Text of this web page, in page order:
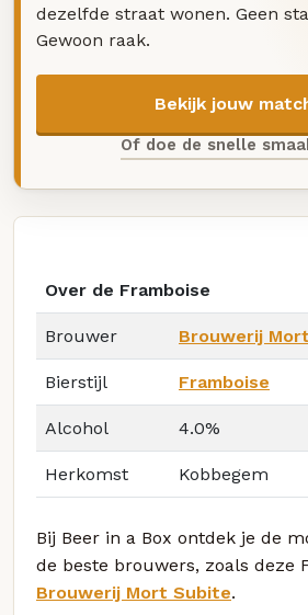
dezelfde straat wonen. Geen
Gewoon raak.
Bekijk jouw
Of doe de snelle
Over de Framboise
Brouwer Brouwerij
Bierstijl Framboise
Alcohol 4.0%
Herkomst Kobbegem
Bij Beer in a Box ontdek je de
de beste brouwers, zoals deze
Brouwerij Mort Subite.